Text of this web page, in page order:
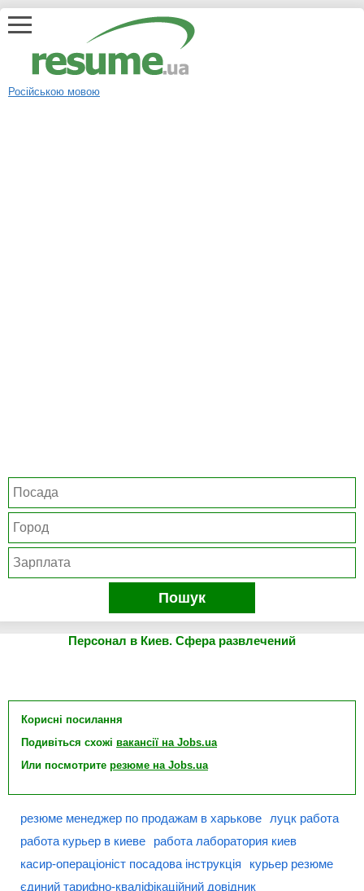
Російською мовою
Пошук
Персонал в Киев. Сфера развлечений
Корисні посилання
Подивіться схожі вакансії на Jobs.ua
Или посмотрите резюме на Jobs.ua
резюме менеджер по продажам в харькове
луцк работа
работа курьер в киеве
работа лаборатория киев
касир-операціоніст посадова інструкція
курьер резюме
єдиний тарифно-кваліфікаційний довідник